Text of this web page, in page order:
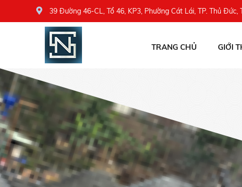
39 Đường 46-CL, Tổ 46, KP3, Phường Cát Lái, TP. Thủ Đức,
TRANG CHỦ GIỚI